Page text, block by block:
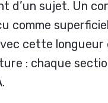
d’un sujet. Un
comme
cette longueur
: chaque